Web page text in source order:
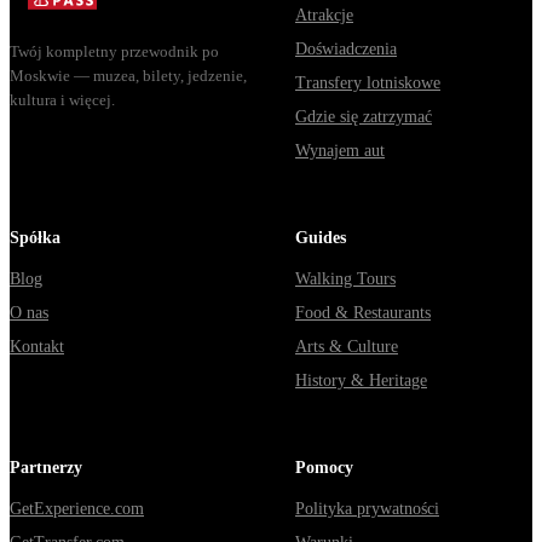
Twój kompletny przewodnik po
Moskwie — muzea, bilety, jedzenie,
kultura i więcej.
Atrakcje
Doświadczenia
Transfery lotniskowe
Gdzie się zatrzymać
Wynajem aut
Spółka
Blog
O nas
Kontakt
Guides
Walking Tours
Food & Restaurants
Arts & Culture
History & Heritage
Partnerzy
GetExperience.com
Pomocy
Polityka prywatności